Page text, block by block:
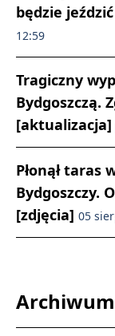
będzie
12:59
Tragiczny
Bydgoszczą.
[aktualizacja]
Płonął taras
Bydgoszczy.
[zdjęcia] 05
Archiwum